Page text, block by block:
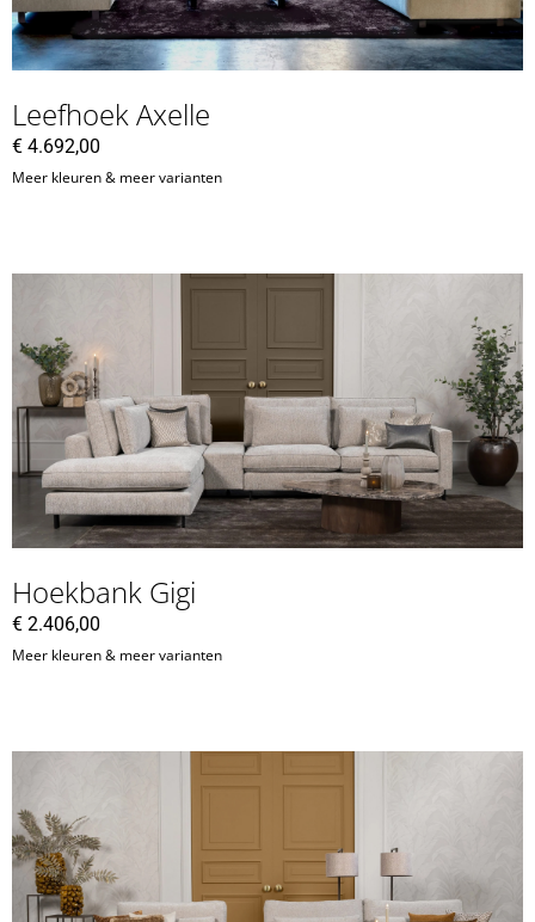
Leefhoek Axelle
€ 4.692,00
Meer kleuren & meer varianten
Hoekbank Gigi
€ 2.406,00
Meer kleuren & meer varianten